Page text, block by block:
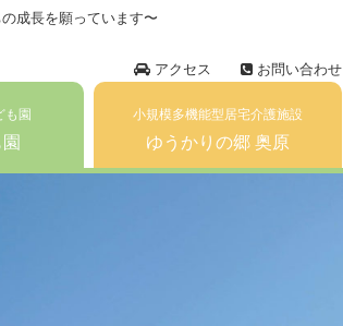
成長を願っています〜
アクセス お問い合わせ
も園 小規模多機能型居宅介護施設
ゆうかりの郷 奥原